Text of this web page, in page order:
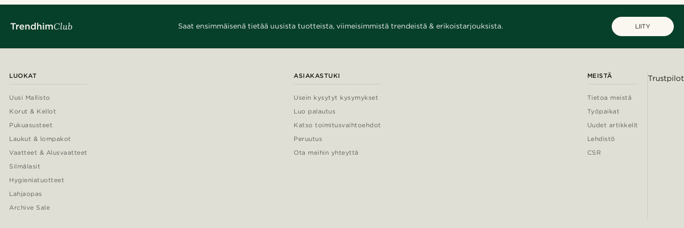
Saat ensimmäisenä tietää uusista tuotteista, viimeisimmistä trendeistä & erikoistarjouksista. LIITY
LUOKAT
Uusi Mallisto
Korut & Kellot
Pukuasusteet
Laukut & lompakot
Vaatteet & Alusvaatteet
Silmälasit
Hygieniatuotteet
Lahjaopas
Archive Sale
ASIAKASTUKI
Usein kysytyt kysymykset
Luo palautus
Katso toimitusvaihtoehdot
Peruutus
Ota meihin yhteyttä
MEISTÄ
Tietoa meistä
Työpaikat
Uudet artikkelit
Lehdistö
CSR
Trustpilot